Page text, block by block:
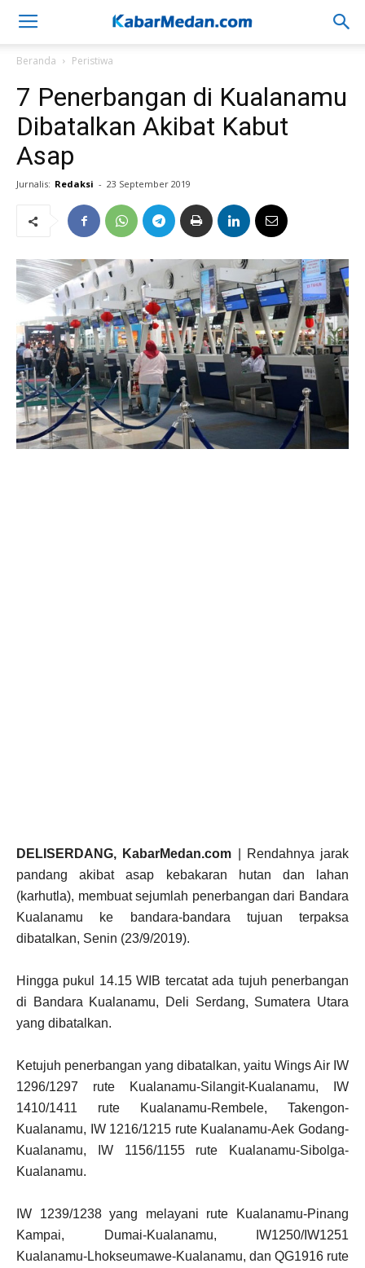
Beranda Peristiwa
7 Penerbangan di Kualanamu
Dibatalkan Akibat Kabut
Asap
Jurnalis: Redaksi - 23 September 2019
DELISERDANG, KabarMedan.com | Rendahnya jarak
pandang akibat asap kebakaran hutan dan lahan
(karhutla), membuat sejumlah penerbangan dari Bandara
Kualanamu ke bandara-bandara tujuan terpaksa
dibatalkan, Senin (23/9/2019).
Hingga pukul 14.15 WIB tercatat ada tujuh penerbangan
di Bandara Kualanamu, Deli Serdang, Sumatera Utara
yang dibatalkan.
Ketujuh penerbangan yang dibatalkan, yaitu Wings Air IW
1296/1297 rute Kualanamu-Silangit-Kualanamu, IW
1410/1411 rute Kualanamu-Rembele, Takengon-
Kualanamu, IW 1216/1215 rute Kualanamu-Aek Godang-
Kualanamu, IW 1156/1155 rute Kualanamu-Sibolga-
Kualanamu.
IW 1239/1238 yang melayani rute Kualanamu-Pinang
Kampai, Dumai-Kualanamu, IW1250/IW1251
Kualanamu-Lhokseumawe-Kualanamu, dan QG1916 rute